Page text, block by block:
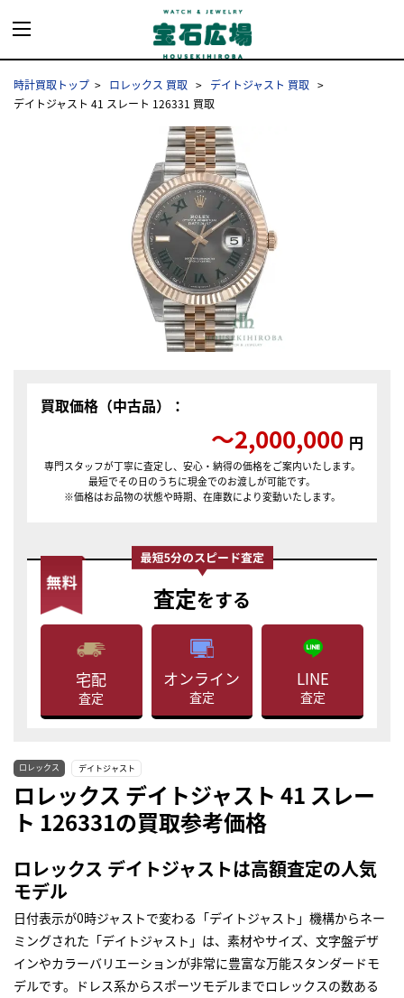
時計買取トップ ロレックス 買取
デイトジャスト 買取
デイトジャスト 41 スレート 126331 買取
買取価格（中古品）：
〜2,000,000 円
専門スタッフが丁寧に査定し、安心・納得の価格をご案内いたします。
最短でその日のうちに現金でのお渡しが可能です。
※価格はお品物の状態や時期、在庫数により変動いたします。
査定をする
宅配
査定
オンライン
査定
LINE
査定
ロレックス デイトジャスト
ロレックス デイトジャスト 41 スレー
ト 126331の買取参考価格
ロレックス デイトジャストは高額査定の人気
モデル
日付表示が0時ジャストで変わる「デイトジャスト」機構からネー
ミングされた「デイトジャスト」は、素材やサイズ、文字盤デザ
インやカラーバリエーションが非常に豊富な万能スタンダードモ
デルです。ドレス系からスポーツモデルまでロレックスの数ある